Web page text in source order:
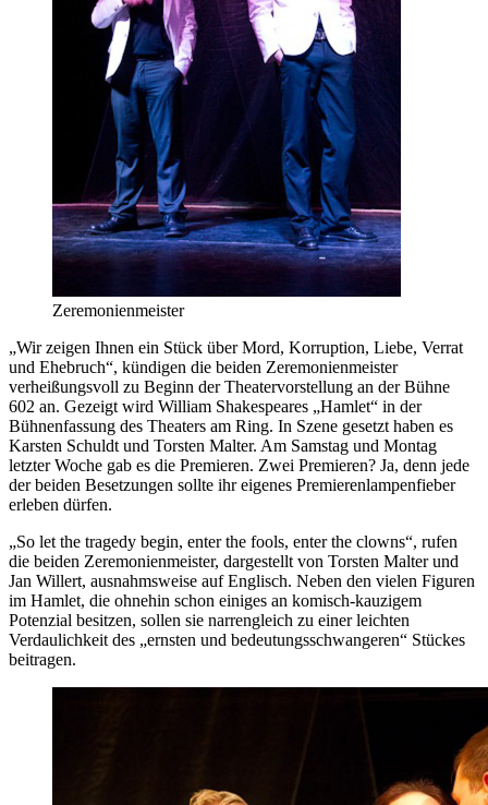
Zeremonienmeister
„Wir zeigen Ihnen ein Stück über Mord, Korruption, Liebe, Verrat
und Ehebruch“, kündigen die beiden Zeremonienmeister
verheißungsvoll zu Beginn der Theatervorstellung an der Bühne
602 an. Gezeigt wird William Shakespeares „Hamlet“ in der
Bühnenfassung des Theaters am Ring. In Szene gesetzt haben es
Karsten Schuldt und Torsten Malter. Am Samstag und Montag
letzter Woche gab es die Premieren. Zwei Premieren? Ja, denn jede
der beiden Besetzungen sollte ihr eigenes Premierenlampenfieber
erleben dürfen.
„So let the tragedy begin, enter the fools, enter the clowns“, rufen
die beiden Zeremonienmeister, dargestellt von Torsten Malter und
Jan Willert, ausnahmsweise auf Englisch. Neben den vielen Figuren
im Hamlet, die ohnehin schon einiges an komisch-kauzigem
Potenzial besitzen, sollen sie narrengleich zu einer leichten
Verdaulichkeit des „ernsten und bedeutungsschwangeren“ Stückes
beitragen.